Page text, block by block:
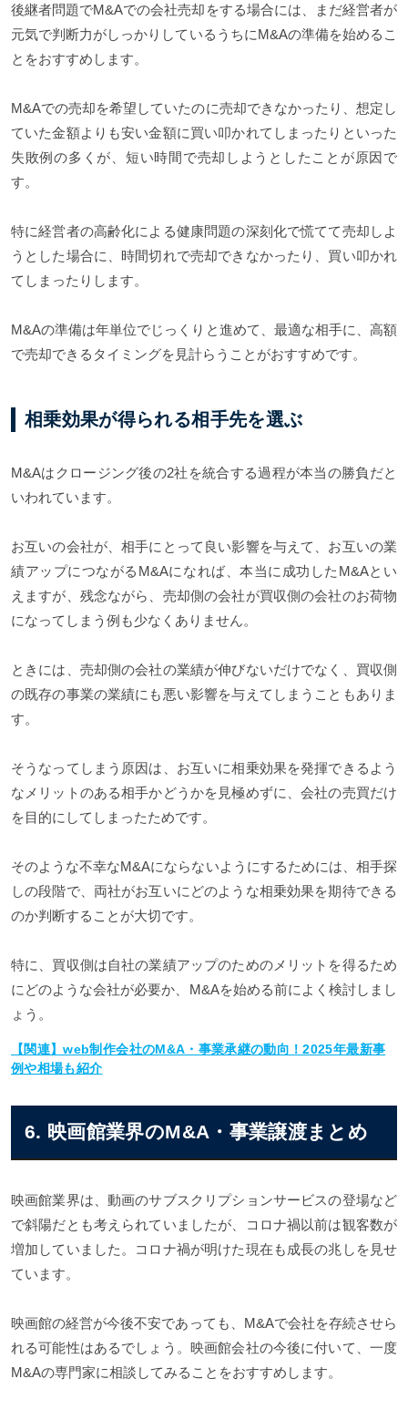
後継者問題でM&Aでの会社売却をする場合には、まだ経営者が
元気で判断力がしっかりしているうちにM&Aの準備を始めるこ
とをおすすめします。
M&Aでの売却を希望していたのに売却できなかったり、想定し
ていた金額よりも安い金額に買い叩かれてしまったりといった
失敗例の多くが、短い時間で売却しようとしたことが原因で
す。
特に経営者の高齢化による健康問題の深刻化で慌てて売却しよ
うとした場合に、時間切れで売却できなかったり、買い叩かれ
てしまったりします。
M&Aの準備は年単位でじっくりと進めて、最適な相手に、高額
で売却できるタイミングを見計らうことがおすすめです。
相乗効果が得られる相手先を選ぶ
M&Aはクロージング後の2社を統合する過程が本当の勝負だと
いわれています。
お互いの会社が、相手にとって良い影響を与えて、お互いの業
績アップにつながるM&Aになれば、本当に成功したM&Aとい
えますが、残念ながら、売却側の会社が買収側の会社のお荷物
になってしまう例も少なくありません。
ときには、売却側の会社の業績が伸びないだけでなく、買収側
の既存の事業の業績にも悪い影響を与えてしまうこともありま
す。
そうなってしまう原因は、お互いに相乗効果を発揮できるよう
なメリットのある相手かどうかを見極めずに、会社の売買だけ
を目的にしてしまったためです。
そのような不幸なM&Aにならないようにするためには、相手探
しの段階で、両社がお互いにどのような相乗効果を期待できる
のか判断することが大切です。
特に、買収側は自社の業績アップのためのメリットを得るため
にどのような会社が必要か、M&Aを始める前によく検討しまし
ょう。
【関連】web制作会社のM&A・事業承継の動向！2025年最新事
例や相場も紹介
6. 映画館業界のM&A・事業譲渡まとめ
映画館業界は、動画のサブスクリプションサービスの登場など
で斜陽だとも考えられていましたが、コロナ禍以前は観客数が
増加していました。コロナ禍が明けた現在も成長の兆しを見せ
ています。
映画館の経営が今後不安であっても、M&Aで会社を存続させら
れる可能性はあるでしょう。映画館会社の今後に付いて、一度
M&Aの専門家に相談してみることをおすすめします。